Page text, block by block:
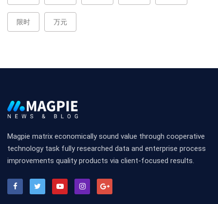
限时 万元
Magpie matrix economically sound value through cooperative
technology task fully researched data and enterprise process
improvements quality products via client-focused results.